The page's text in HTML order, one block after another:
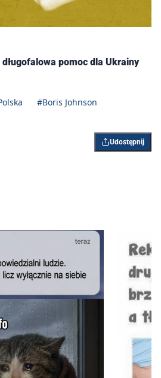
pomoc dla Ukrainy
#Boris Johnson
Udostępnij